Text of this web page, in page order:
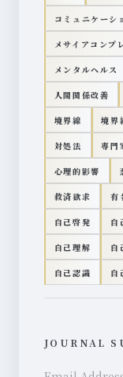
コミュニケーシ
メサイアコンプ
メンタルヘルス
人間関係改善
境界線 境界
対処法 専門
心理的影響
救済欲求 有
自己啓発 自
自己理解 自
自己認識 自
JOURNAL